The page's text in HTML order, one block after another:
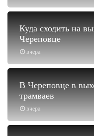
вчера
Куда сходить на
Череповце
вчера
В Череповце в
трамваев